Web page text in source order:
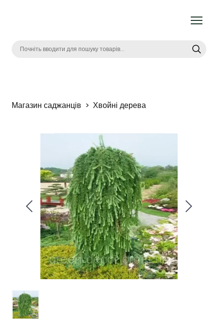
Магазин саджанців Хвойні дерева